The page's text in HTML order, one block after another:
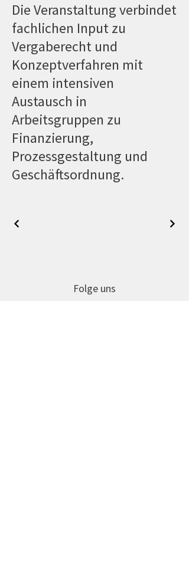
Die Veranstaltung verbindet
fachlichen Input zu
Vergaberecht und
Konzeptverfahren mit
einem intensiven
Austausch in
Arbeitsgruppen zu
Finanzierung,
Prozessgestaltung und
Geschäftsordnung.
Folge uns